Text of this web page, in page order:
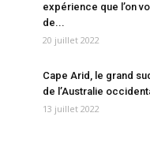
expérience que l’on
de...
20 juillet 2022
Cape Arid, le grand
de l’Australie
13 juillet 2022